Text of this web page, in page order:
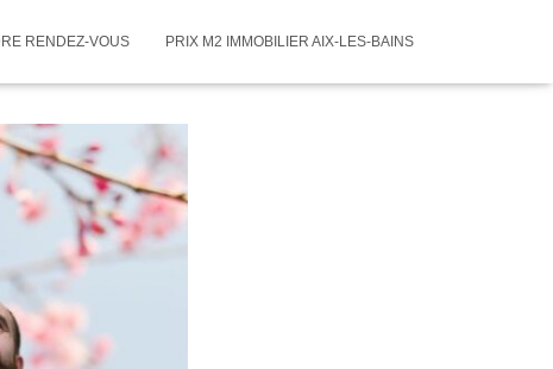
RENDEZ-VOUS PRIX M2 IMMOBILIER AIX-LES-BAINS